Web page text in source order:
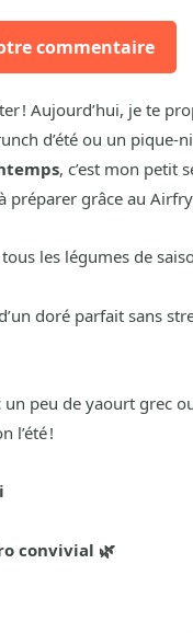
commentaire
! Aujourd’hui, je te
d’été ou un pique-
, c’est mon petit
préparer grâce au
les légumes de
doré parfait sans
un peu de yaourt grec
l’été !
convivial 🌿